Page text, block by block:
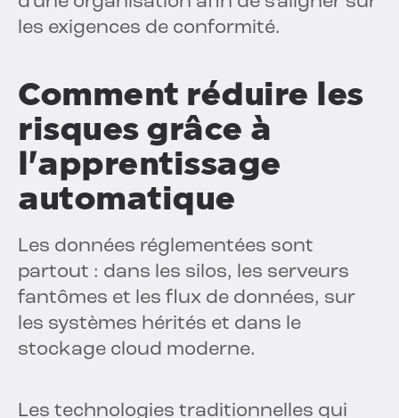
les exigences de conformité.
Comment réduire les
risques grâce à
l'apprentissage
automatique
Les données réglementées sont
partout : dans les silos, les serveurs
fantômes et les flux de données, sur
les systèmes hérités et dans le
stockage cloud moderne.
Les technologies traditionnelles qui